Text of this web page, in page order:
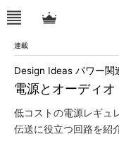
連載
電源とオーディ
Design Ideas パワー関
低コストの電源レギュ
伝送に役立つ回路を紹